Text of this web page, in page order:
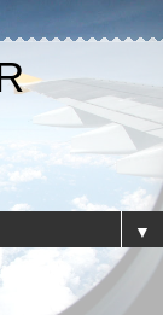
▼